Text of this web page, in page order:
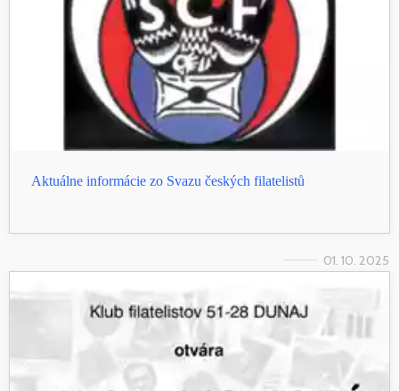
Aktuálne informácie zo Svazu českých filatelistů
01. 10. 2025